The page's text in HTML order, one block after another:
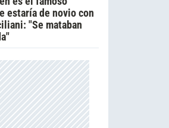
estaría de novio con
"Se mataban